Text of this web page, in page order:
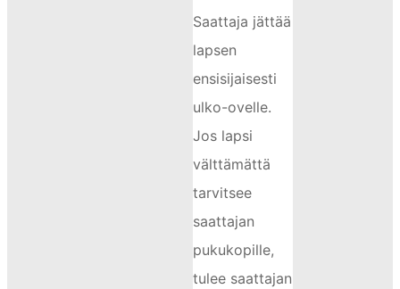
Saattaja jättää
lapsen
ensisijaisesti
ulko-ovelle.
Jos lapsi
välttämättä
tarvitsee
saattajan
pukukopille,
tulee saattajan